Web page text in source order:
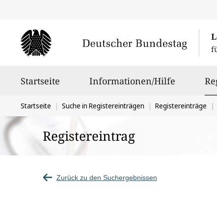
Startseite Informationen/Hilfe
Sie
befinden
sich
hier:
Startseite Suche in Registereinträgen Registereinträge
Registereintrag
Zurück zu den Suchergebnissen